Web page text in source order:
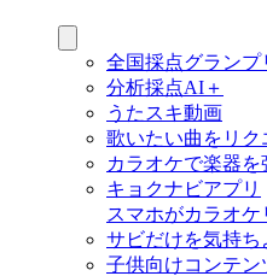
全国採点グランプ
分析採点AI＋
うたスキ動画
歌いたい曲をリク
カラオケで楽器を
キョクナビアプリ
スマホがカラオケ
サビだけを気持ち
子供向けコンテン